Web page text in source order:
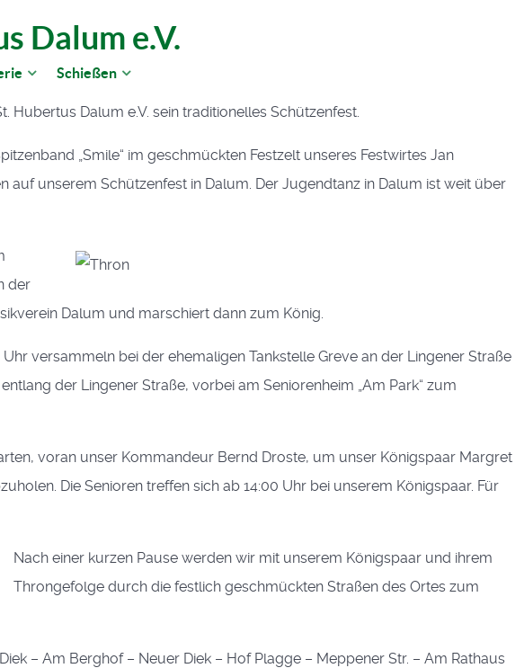
Dalum e.V.
Schießen
Hubertus Dalum e.V. sein traditionelles Schützenfest.
„Smile“ im geschmückten Festzelt unseres Festwirtes Jan
unserem Schützenfest in Dalum. Der Jugendtanz in Dalum ist weit über
der
Dalum und marschiert dann zum König.
versammeln bei der ehemaligen Tankstelle Greve an der Lingener Straße
der Lingener Straße, vorbei am Seniorenheim „Am Park“ zum
voran unser Kommandeur Bernd Droste, um unser Königspaar Margret
Die Senioren treffen sich ab 14:00 Uhr bei unserem Königspaar. Für
Nach einer kurzen Pause werden wir mit unserem Königspaar und ihrem
Throngefolge durch die festlich geschmückten Straßen des Ortes zum
– Am Berghof – Neuer Diek – Hof Plagge – Meppener Str. – Am Rathaus